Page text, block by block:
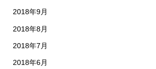
2018年9月
2018年8月
2018年7月
2018年6月